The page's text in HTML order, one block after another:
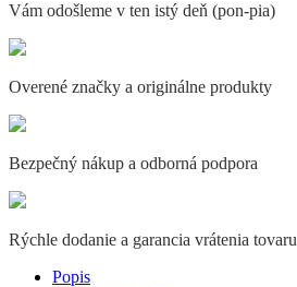
Vám odošleme v ten istý deň (pon-pia)
Overené značky a originálne produkty
Bezpečný nákup a odborná podpora
Rýchle dodanie a garancia vrátenia tovaru
Popis